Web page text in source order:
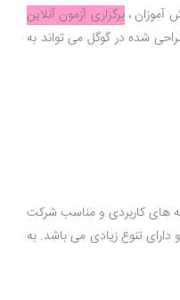
­آموزان ،برگزاری آزمون آنلاین
شده در گوگل می تواند به
های کاربردی و مناسب شرکت
دارای تنوع زیادی می باشد. به